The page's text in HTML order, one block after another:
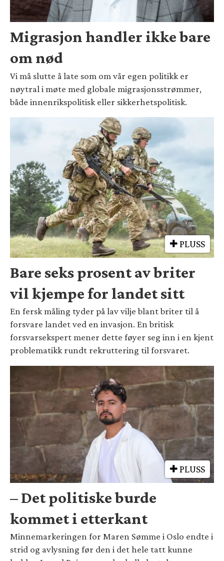
Migrasjon handler ikke bare
om nød
Vi må slutte å late som om vår egen politikk er
nøytral i møte med globale migrasjonsstrømmer,
både innenrikspolitisk eller sikkerhetspolitisk.
PLUSS
Bare seks prosent av briter
vil kjempe for landet sitt
En fersk måling tyder på lav vilje blant briter til å
forsvare landet ved en invasjon. En britisk
forsvarsekspert mener dette føyer seg inn i en kjent
problematikk rundt rekruttering til forsvaret.
PLUSS
– Det politiske burde
kommet i etterkant
Minnemarkeringen for Maren Sømme i Oslo endte i
strid og avlysning før den i det hele tatt kunne